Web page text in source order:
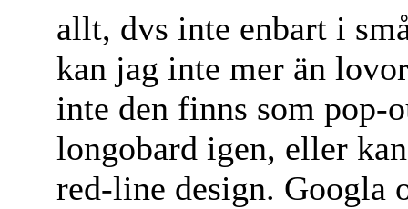
allt, dvs inte enbart i
kan jag inte mer än
inte den finns som pop-
longobard igen, eller
red-line design. Googla